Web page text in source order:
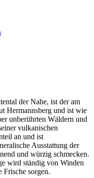
der Nahe, ist der am
Hermannsberg und ist wie
unberührten Wäldern und
vulkanischen
an und ist
Ausstattung der
und würzig schmecken.
wird ständig von Winden
Frische sorgen.